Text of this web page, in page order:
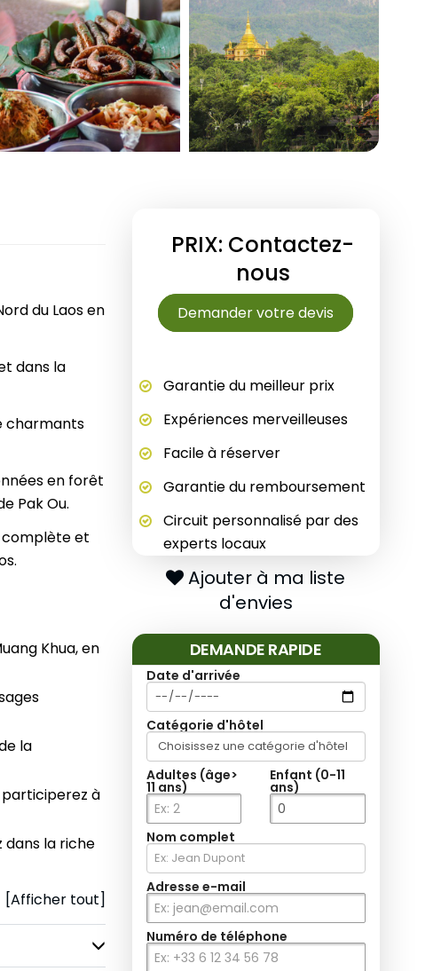
Septembre
Décembre
9 jours
12 jours
Danang
Ho Chi Minh-Ville
Delta du Mékong
Chau Doc
Mui Ne Phan Thiet
Phu Quoc
du Laos en
dans la
charmants
en forêt
Pak Ou.
complète et
Khua, en
la
participerez à
dans la riche
[Afficher tout]
PRIX: Contactez-
nous
Demander votre devis
Garantie du meilleur prix
Expériences merveilleuses
Facile à réserver
Garantie du remboursement
Circuit personnalisé par des
experts locaux
Ajouter à ma liste
d'envies
DEMANDE RAPIDE
Date d'arrivée
Catégorie d'hôtel
Adultes (âge>
11 ans)
Enfant (0-11
ans)
Nom complet
Adresse e-mail
Numéro de téléphone